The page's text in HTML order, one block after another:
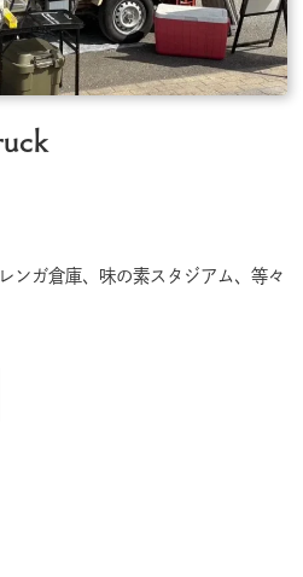
ンガ倉庫、味の素スタジアム、等々